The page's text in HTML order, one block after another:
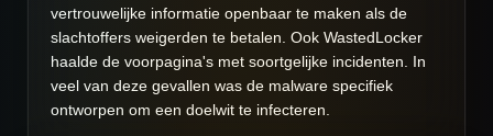
vertrouwelijke informatie openbaar te maken als de
slachtoffers weigerden te betalen. Ook WastedLocker
haalde de voorpagina's met soortgelijke incidenten. In
veel van deze gevallen was de malware specifiek
ontworpen om een doelwit te infecteren.